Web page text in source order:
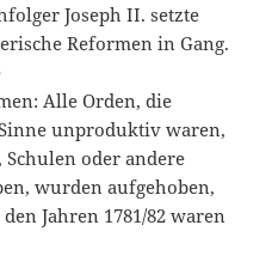
Joseph II. setzte
Reformen in Gang.
Alle Orden, die
unproduktiv waren,
oder andere
wurden aufgehoben,
Jahren 1781/82 waren